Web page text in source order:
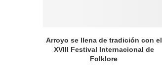
Arroyo se llena de tradición con el
XVIII Festival Internacional de
Folklore